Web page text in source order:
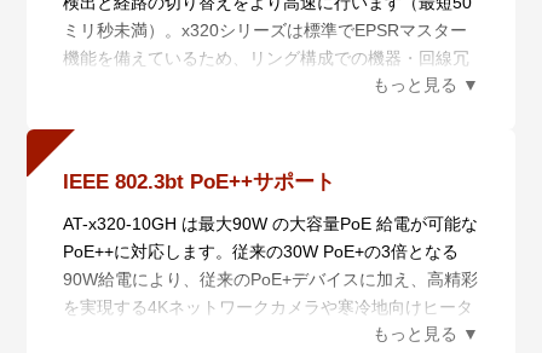
AMF Plusネットワークの自動構築およびAMF Plusメ
ンバーの自動認識を行います。
・ 自動復旧（スマートプロビジョニング）
AMF Plusメンバー設置時の自動設定（ゼロタッチイン
交換機器の自動復旧（オートリカバリー）、複数
AMF/AMFPlusメンバーに対するファームウェアの一括
ます。
・ 非AMF Plus装置対応（ワイドエリアバーチャルリ
ンク）
非AMF Plus装置の混在や広域商用回線を介したAMF
Plusネットワークの構築が可能です。さらに、広域商
ミリ秒未満）。x320シリーズは標準でEPSRマスター
機能を備えているため、リング構成での機器・回線冗
IEEE 802.3bt PoE++サポート
AT-x320-10GH は最大90W の大容量PoE 給電が可能な
PoE++に対応します。従来の30W PoE+の3倍となる
90W給電により、従来のPoE+デバイスに加え、高精彩
を実現する4Kネットワークカメラや寒冷地向けヒータ
ーが内蔵された監視カメラ、IEEE 802.11ax対応の無